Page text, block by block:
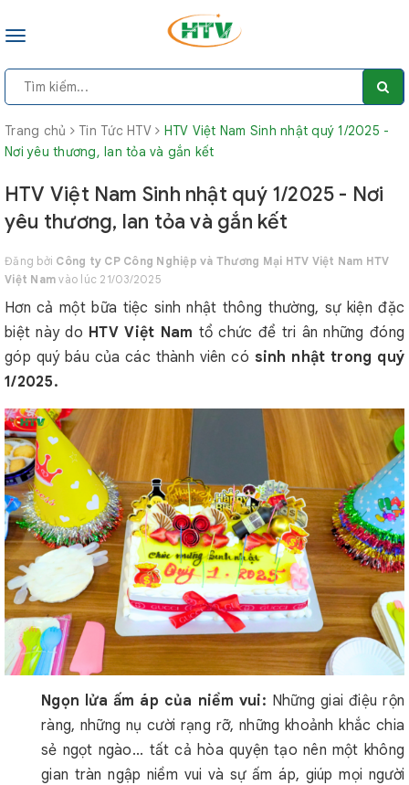
Toggle
Trang chủ Tin Tức HTV
HTV Việt Nam Sinh nhật quý 1/2025 -
Nơi yêu thương, lan tỏa và gắn kết
HTV Việt Nam Sinh nhật quý 1/2025 - Nơi
yêu thương, lan tỏa và gắn kết
Đăng bởi Công ty CP Công Nghiệp và Thương Mại HTV Việt Nam HTV
Việt Nam vào lúc 21/03/2025
Hơn cả một bữa tiệc sinh nhật thông thường, sự kiện đặc
biệt này do HTV Việt Nam tổ chức để tri ân những đóng
góp quý báu của các thành viên có sinh nhật trong quý
1/2025.
Ngọn lửa ấm áp của niềm vui: Những giai điệu rộn
ràng, những nụ cười rạng rỡ, những khoảnh khắc chia
sẻ ngọt ngào... tất cả hòa quyện tạo nên một không
gian tràn ngập niềm vui và sự ấm áp, giúp mọi người